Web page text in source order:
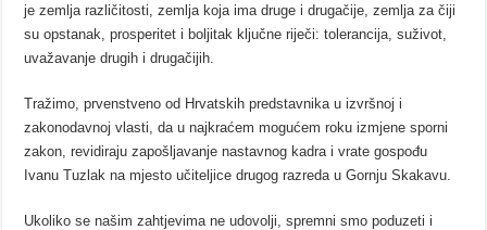
je zemlja različitosti, zemlja koja ima druge i drugačije, zemlja za čiji
su opstanak, prosperitet i boljitak ključne riječi: tolerancija, suživot,
uvažavanje drugih i drugačijih.
Tražimo, prvenstveno od Hrvatskih predstavnika u izvršnoj i
zakonodavnoj vlasti, da u najkraćem mogućem roku izmjene sporni
zakon, revidiraju zapošljavanje nastavnog kadra i vrate gospođu
Ivanu Tuzlak na mjesto učiteljice drugog razreda u Gornju Skakavu.
Ukoliko se našim zahtjevima ne udovolji, spremni smo poduzeti i